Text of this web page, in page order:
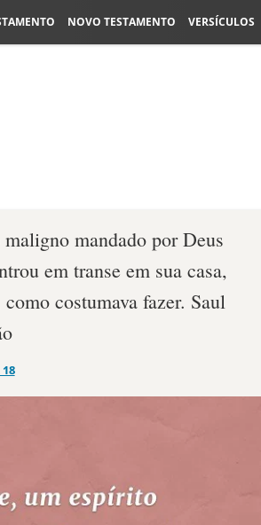
NOVO TESTAMENTO VERSÍCULOS
mandado por Deus
em transe em sua casa,
costumava fazer. Saul
18